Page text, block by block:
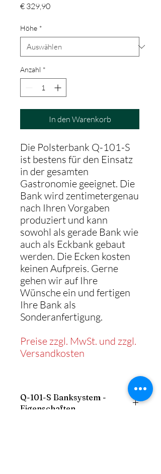
€ 329,90Preis
Höhe *
Anzahl *
In den Warenkorb
Die Polsterbank Q-101-S
ist bestens für den Einsatz
in der gesamten
Gastronomie geeignet. Die
Bank wird zentimetergenau
nach Ihren Vorgaben
produziert und kann
sowohl als gerade Bank wie
auch als Eckbank gebaut
werden. Die Ecken kosten
keinen Aufpreis. Gerne
gehen wir auf Ihre
Wünsche ein und fertigen
Ihre Bank als
Sonderanfertigung.
Preise zzgl. MwSt. und zzgl.
Versandkosten
Q-101-S Banksystem -
Eigenschaften